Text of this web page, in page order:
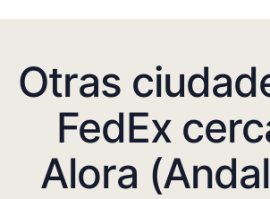
Otras
FedEx
Alora